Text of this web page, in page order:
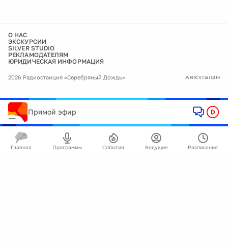
О НАС
ЭКСКУРСИИ
SILVER STUDIO
РЕКЛАМОДАТЕЛЯМ
ЮРИДИЧЕСКАЯ ИНФОРМАЦИЯ
2026 Радиостанция «Серебряный Дождь»
Прямой эфир
Главная Программы События Ведущие Расписание